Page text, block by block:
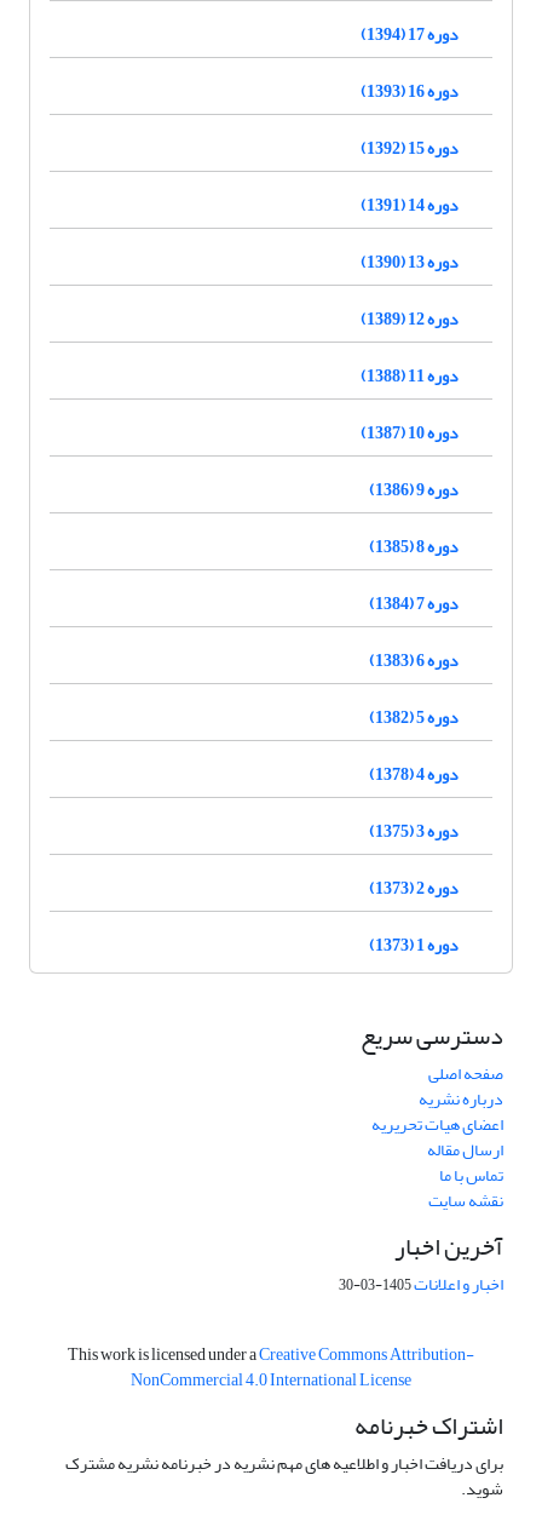
دوره 17 (1394)
دوره 16 (1393)
دوره 15 (1392)
دوره 14 (1391)
دوره 13 (1390)
دوره 12 (1389)
دوره 11 (1388)
دوره 10 (1387)
دوره 9 (1386)
دوره 8 (1385)
دوره 7 (1384)
دوره 6 (1383)
دوره 5 (1382)
دوره 4 (1378)
دوره 3 (1375)
دوره 2 (1373)
دوره 1 (1373)
دسترسی سریع
صفحه اصلی
درباره نشریه
اعضای هیات تحریریه
ارسال مقاله
تماس با ما
نقشه سایت
آخرین اخبار
اخبار و اعلانات1405-03-30
This work is licensed under aCreative Commons Attribution-
NonCommercial 4.0 International License
اشتراک خبرنامه
برای دریافت اخبار و اطلاعیه های مهم نشریه در خبرنامه نشریه مشترک
شوید.